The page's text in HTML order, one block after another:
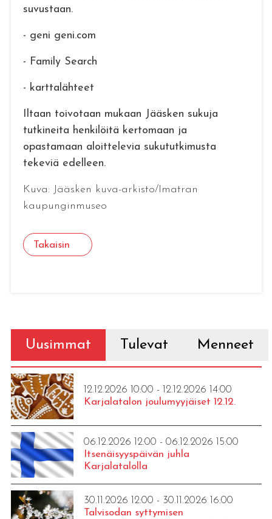
suvustaan.
- geni geni.com
- Family Search
- karttalähteet
Iltaan toivotaan mukaan Jääsken sukuja
tutkineita henkilöitä kertomaan ja
opastamaan aloittelevia sukututkimusta
tekeviä edelleen.
Kuva: Jääsken kuva-arkisto/Imatran
kaupunginmuseo
Takaisin
Uusimmat Tulevat Menneet
12.12.2026 10:00 - 12.12.2026 14:00
Karjalatalon joulumyyjäiset 12.12.
06.12.2026 12:00 - 06.12.2026 15:00
Itsenäisyyspäivän juhla
Karjalatalolla
30.11.2026 12:00 - 30.11.2026 16:00
Talvisodan syttymisen